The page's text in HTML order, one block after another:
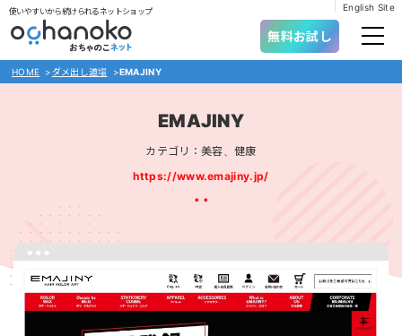
English Site
使いやすいから続けられるネットショップ
無料お試し
HOME > ダメ出し道場 >EMAJINY
EMAJINY
カテゴリ：美容、健康
https://www.emajiny.jp/